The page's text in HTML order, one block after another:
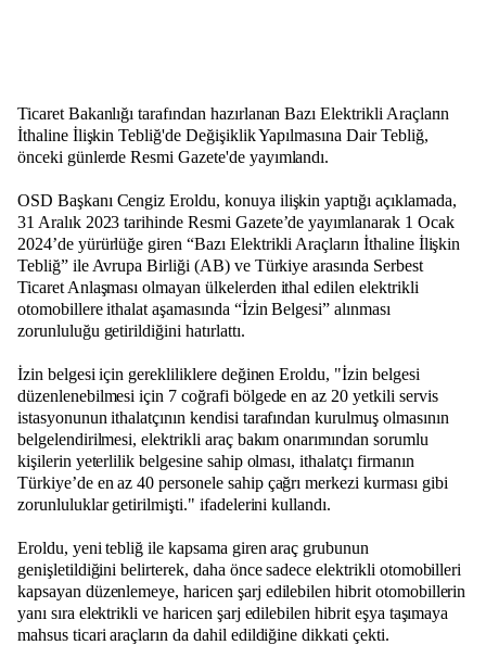
Ticaret Bakanlığı tarafından hazırlanan Bazı Elektrikli Araçların
İthaline İlişkin Tebliğ'de Değişiklik Yapılmasına Dair Tebliğ,
önceki günlerde Resmi Gazete'de yayımlandı.
OSD Başkanı Cengiz Eroldu, konuya ilişkin yaptığı açıklamada,
31 Aralık 2023 tarihinde Resmi Gazete’de yayımlanarak 1 Ocak
2024’de yürürlüğe giren “Bazı Elektrikli Araçların İthaline İlişkin
Tebliğ” ile Avrupa Birliği (AB) ve Türkiye arasında Serbest
Ticaret Anlaşması olmayan ülkelerden ithal edilen elektrikli
otomobillere ithalat aşamasında “İzin Belgesi” alınması
zorunluluğu getirildiğini hatırlattı.
İzin belgesi için gerekliliklere değinen Eroldu, "İzin belgesi
düzenlenebilmesi için 7 coğrafi bölgede en az 20 yetkili servis
istasyonunun ithalatçının kendisi tarafından kurulmuş olmasının
belgelendirilmesi, elektrikli araç bakım onarımından sorumlu
kişilerin yeterlilik belgesine sahip olması, ithalatçı firmanın
Türkiye’de en az 40 personele sahip çağrı merkezi kurması gibi
zorunluluklar getirilmişti." ifadelerini kullandı.
Eroldu, yeni tebliğ ile kapsama giren araç grubunun
genişletildiğini belirterek, daha önce sadece elektrikli otomobilleri
kapsayan düzenlemeye, haricen şarj edilebilen hibrit otomobillerin
yanı sıra elektrikli ve haricen şarj edilebilen hibrit eşya taşımaya
mahsus ticari araçların da dahil edildiğine dikkati çekti.